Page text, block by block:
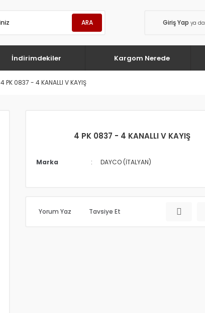
ARA Giriş Yap ya da
İndirimdekiler Kargom Nerede
4 PK 0837 - 4 KANALLI V KAYIŞ
4 PK 0837 - 4 KANALLI V KAYIŞ
Marka DAYCO (İTALYAN)
Yorum Yaz Tavsiye Et